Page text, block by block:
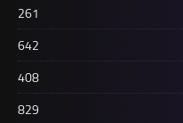
261
642
408
829